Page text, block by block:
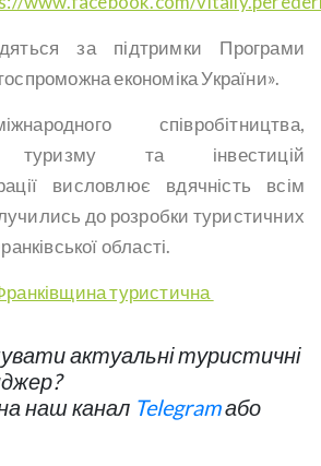
за підтримки Програми
економіка України».
співробітництва,
туризму та інвестицій
висловлює вдячність всім
до розробки туристичних
області.
туристична
актуальні туристичні
наш канал Telegramабо